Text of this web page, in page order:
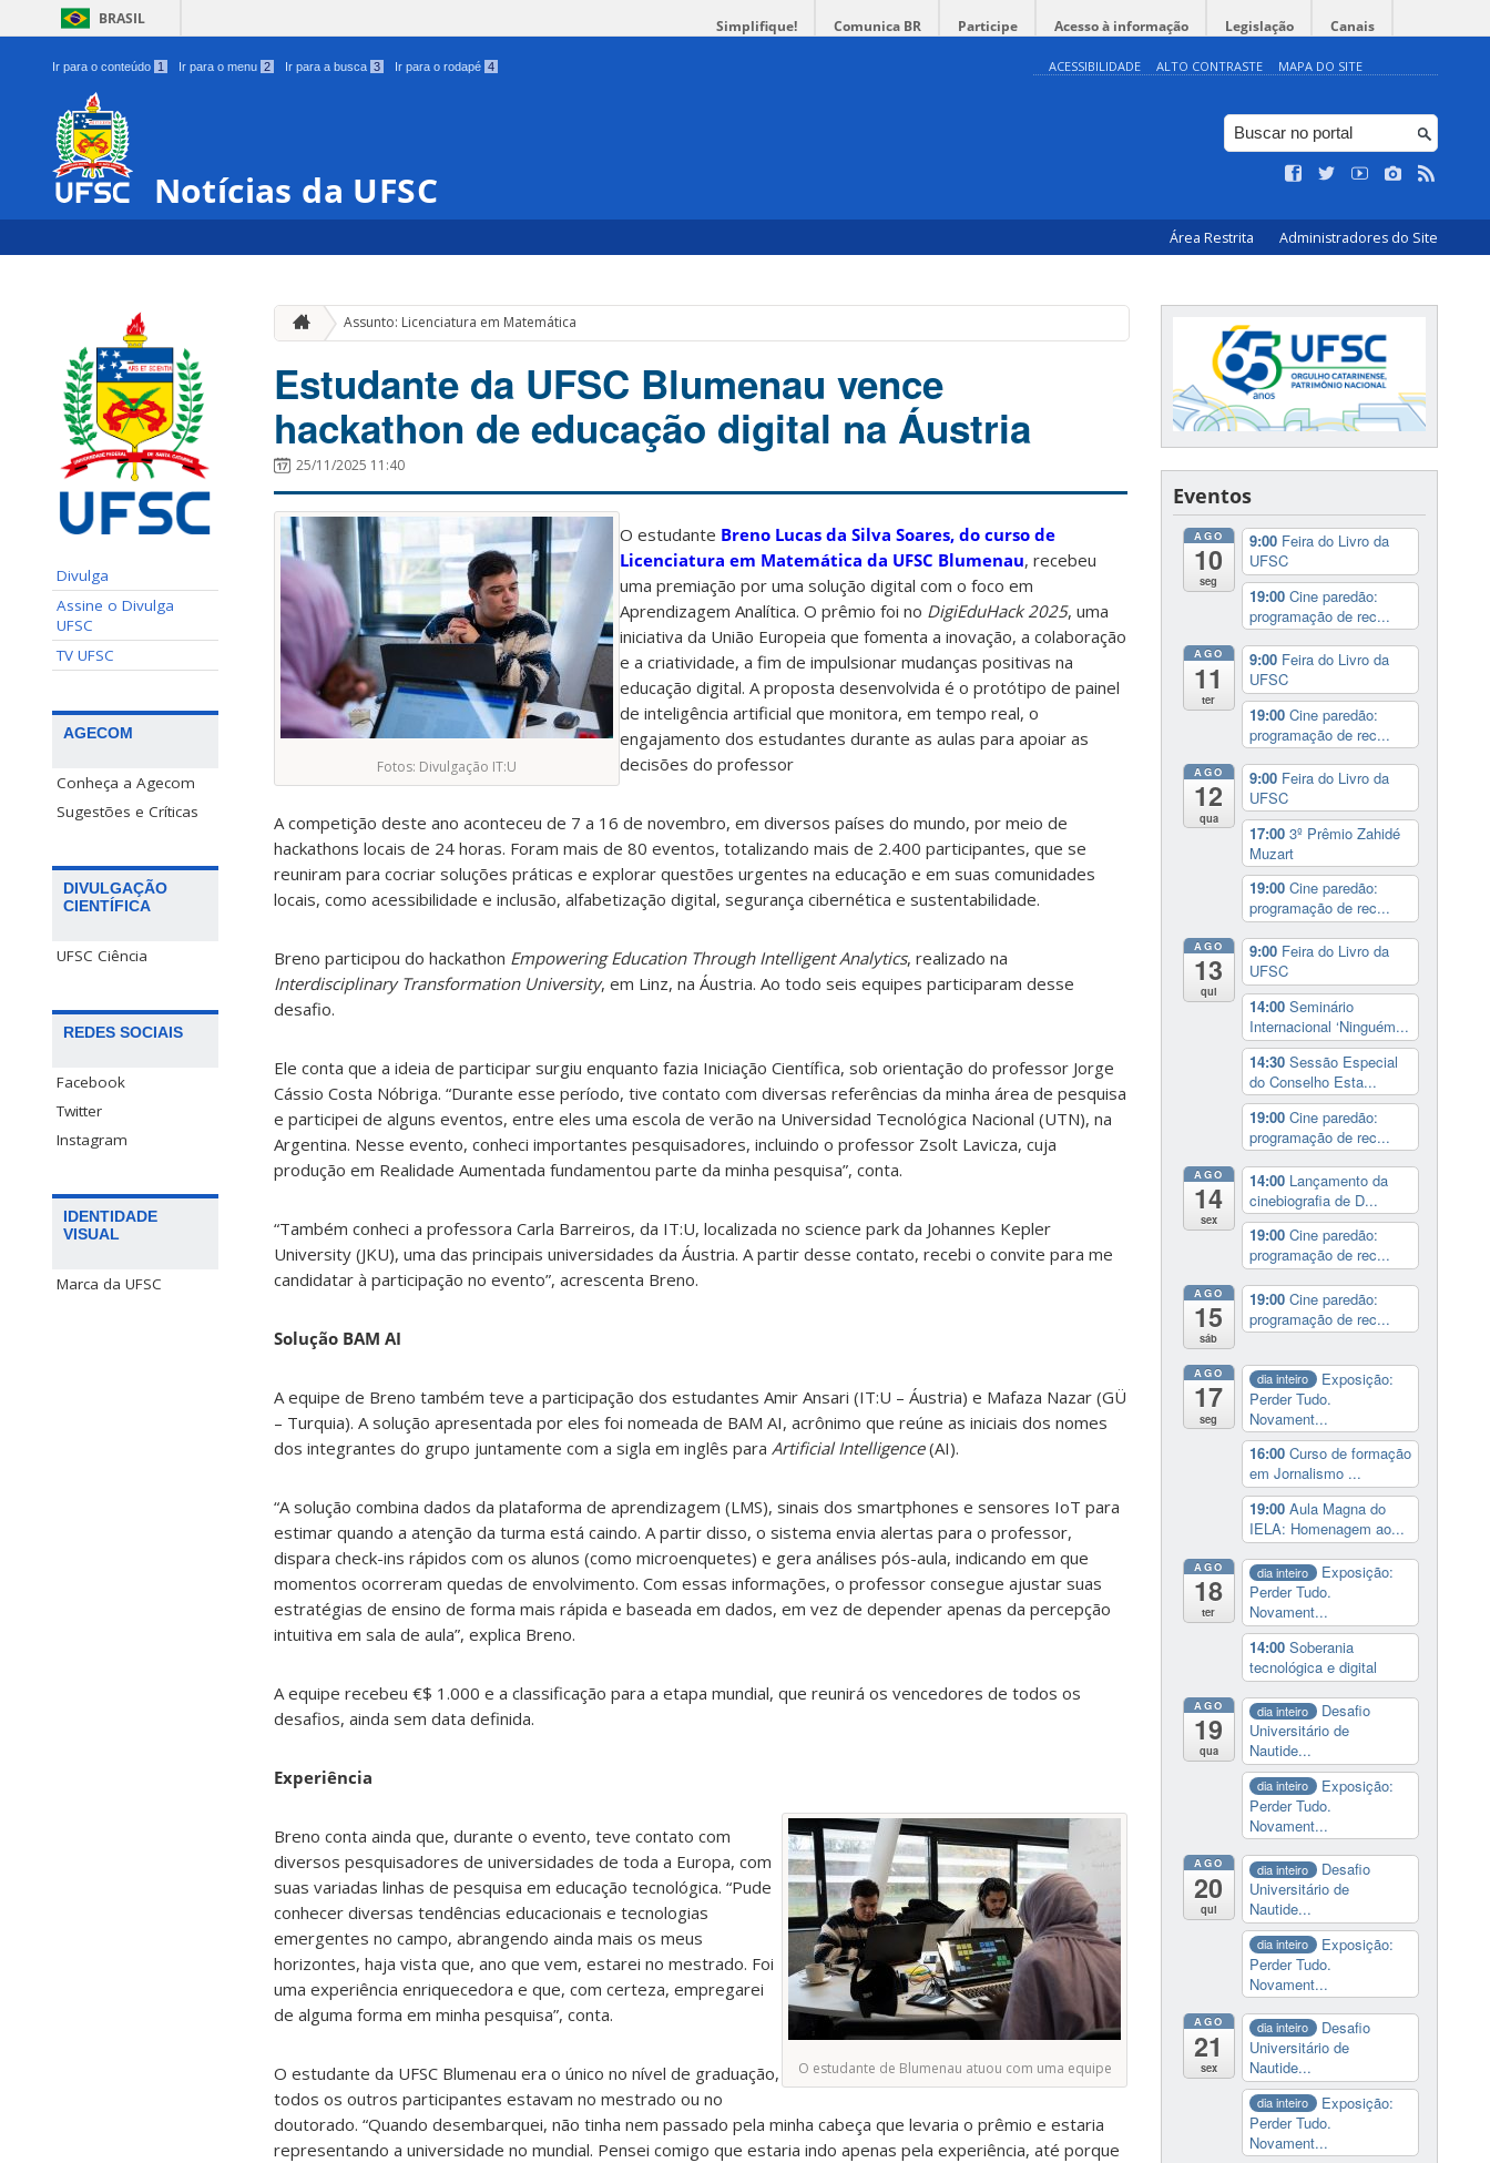
BRASIL Simplifique! Comunica BR Participe Acesso à informação Legislação Canais
Ir para o conteúdo 1 Ir para o menu 2 Ir para a busca 3 Ir para o rodapé 4 ACESSIBILIDADE ALTO CONTRASTE MAPA DO SITE
Notícias da UFSC
Área Restrita Administradores do Site
Divulga
Assine o Divulga
UFSC
TV UFSC
AGECOM
Conheça a Agecom
Sugestões e Críticas
DIVULGAÇÃO
CIENTÍFICA
UFSC Ciência
REDES SOCIAIS
Facebook
Twitter
Instagram
IDENTIDADE
VISUAL
Marca da UFSC
Assunto: Licenciatura em Matemática
Estudante da UFSC Blumenau vence
hackathon de educação digital na Áustria
25/11/2025 11:40
Fotos: Divulgação IT:U
O estudante Breno Lucas da Silva Soares, do curso de
Licenciatura em Matemática da UFSC Blumenau, recebeu
uma premiação por uma solução digital com o foco em
Aprendizagem Analítica. O prêmio foi no DigiEduHack 2025, uma
iniciativa da União Europeia que fomenta a inovação, a colaboração
e a criatividade, a fim de impulsionar mudanças positivas na
educação digital. A proposta desenvolvida é o protótipo de painel
de inteligência artificial que monitora, em tempo real, o
engajamento dos estudantes durante as aulas para apoiar as
decisões do professor
A competição deste ano aconteceu de 7 a 16 de novembro, em diversos países do mundo, por meio de
hackathons locais de 24 horas. Foram mais de 80 eventos, totalizando mais de 2.400 participantes, que se
reuniram para cocriar soluções práticas e explorar questões urgentes na educação e em suas comunidades
locais, como acessibilidade e inclusão, alfabetização digital, segurança cibernética e sustentabilidade.
Breno participou do hackathon Empowering Education Through Intelligent Analytics, realizado na
Interdisciplinary Transformation University, em Linz, na Áustria. Ao todo seis equipes participaram desse
desafio.
Ele conta que a ideia de participar surgiu enquanto fazia Iniciação Científica, sob orientação do professor Jorge
Cássio Costa Nóbriga. “Durante esse período, tive contato com diversas referências da minha área de pesquisa
e participei de alguns eventos, entre eles uma escola de verão na Universidad Tecnológica Nacional (UTN), na
Argentina. Nesse evento, conheci importantes pesquisadores, incluindo o professor Zsolt Lavicza, cuja
produção em Realidade Aumentada fundamentou parte da minha pesquisa”, conta.
“Também conheci a professora Carla Barreiros, da IT:U, localizada no science park da Johannes Kepler
University (JKU), uma das principais universidades da Áustria. A partir desse contato, recebi o convite para me
candidatar à participação no evento”, acrescenta Breno.
Solução BAM AI
A equipe de Breno também teve a participação dos estudantes Amir Ansari (IT:U – Áustria) e Mafaza Nazar (GÜ
– Turquia). A solução apresentada por eles foi nomeada de BAM AI, acrônimo que reúne as iniciais dos nomes
dos integrantes do grupo juntamente com a sigla em inglês para Artificial Intelligence(AI).
“A solução combina dados da plataforma de aprendizagem (LMS), sinais dos smartphones e sensores IoT para
estimar quando a atenção da turma está caindo. A partir disso, o sistema envia alertas para o professor,
dispara check-ins rápidos com os alunos (como microenquetes) e gera análises pós-aula, indicando em que
momentos ocorreram quedas de envolvimento. Com essas informações, o professor consegue ajustar suas
estratégias de ensino de forma mais rápida e baseada em dados, em vez de depender apenas da percepção
intuitiva em sala de aula”, explica Breno.
A equipe recebeu €$ 1.000 e a classificação para a etapa mundial, que reunirá os vencedores de todos os
desafios, ainda sem data definida.
Experiência
O estudante de Blumenau atuou com uma equipe
Breno conta ainda que, durante o evento, teve contato com
diversos pesquisadores de universidades de toda a Europa, com
suas variadas linhas de pesquisa em educação tecnológica. “Pude
conhecer diversas tendências educacionais e tecnologias
emergentes no campo, abrangendo ainda mais os meus
horizontes, haja vista que, ano que vem, estarei no mestrado. Foi
uma experiência enriquecedora e que, com certeza, empregarei
de alguma forma em minha pesquisa”, conta.
O estudante da UFSC Blumenau era o único no nível de graduação,
todos os outros participantes estavam no mestrado ou no
doutorado. “Quando desembarquei, não tinha nem passado pela minha cabeça que levaria o prêmio e estaria
representando a universidade no mundial. Pensei comigo que estaria indo apenas pela experiência, até porque
Eventos
AGO
10
seg
9:00 Feira do Livro da
UFSC
19:00 Cine paredão:
programação de rec...
AGO
11
ter
9:00 Feira do Livro da
UFSC
19:00 Cine paredão:
programação de rec...
AGO
12
qua
9:00 Feira do Livro da
UFSC
17:00 3º Prêmio Zahidé
Muzart
19:00 Cine paredão:
programação de rec...
AGO
13
qui
9:00 Feira do Livro da
UFSC
14:00 Seminário
Internacional ‘Ninguém...
14:30 Sessão Especial
do Conselho Esta...
19:00 Cine paredão:
programação de rec...
AGO
14
sex
14:00 Lançamento da
cinebiografia de D...
19:00 Cine paredão:
programação de rec...
AGO
15
sáb
19:00 Cine paredão:
programação de rec...
AGO
17
seg
dia inteiro
Exposição:
Perder Tudo.
Novament...
16:00 Curso de formação
em Jornalismo ...
19:00 Aula Magna do
IELA: Homenagem ao...
AGO
18
ter
dia inteiro
Exposição:
Perder Tudo.
Novament...
14:00 Soberania
tecnológica e digital
AGO
19
qua
dia inteiro
Desafio
Universitário de
Nautide...
dia inteiro
Exposição:
Perder Tudo.
Novament...
AGO
20
qui
dia inteiro
Desafio
Universitário de
Nautide...
dia inteiro
Exposição:
Perder Tudo.
Novament...
AGO
21
sex
dia inteiro
Desafio
Universitário de
Nautide...
dia inteiro
Exposição:
Perder Tudo.
Novament...